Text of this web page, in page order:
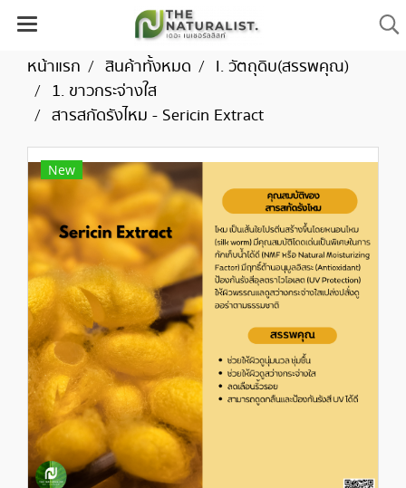
หน้าแรก สินค้าทั้งหมด
I. วัตถุดิบ(สรรพคุณ)
1. ขาวกระจ่างใส
สารสกัดรังไหม - Sericin Extract
New